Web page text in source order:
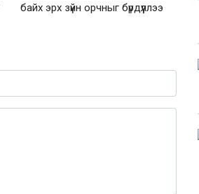
байх эрх зүйн орчныг бүрдүүллээ